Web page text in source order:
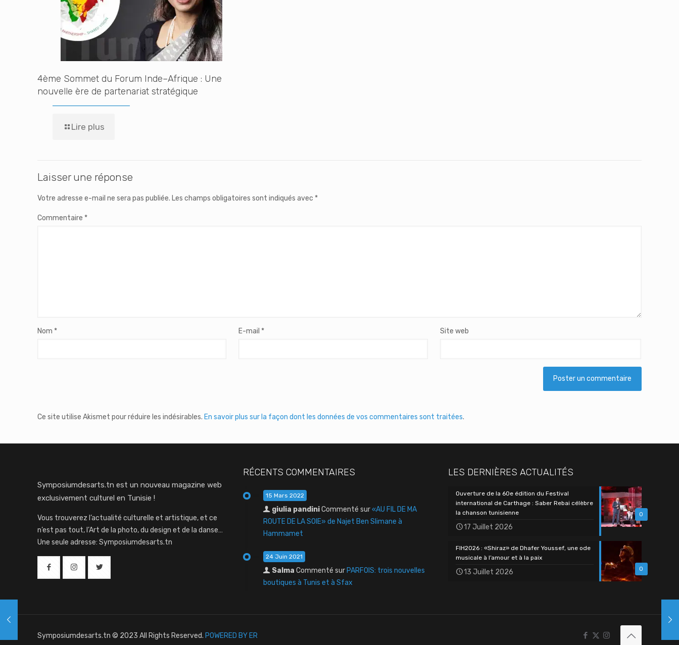
4ème Sommet du Forum Inde–Afrique : Une
nouvelle ère de partenariat stratégique
Lire plus
Laisser une réponse
Votre adresse e-mail ne sera pas publiée. Les champs obligatoires sont indiqués avec *
Commentaire *
Nom * E-mail * Site web
Ce site utilise Akismet pour réduire les indésirables. En savoir plus sur la façon dont les données de vos commentaires sont traitées.
Symposiumdesarts.tn est un nouveau magazine web
exclusivement culturel en Tunisie !
Vous trouverez l’actualité culturelle et artistique, et ce
n’est pas tout, l’Art de la photo, du design et de la danse…
Une seule adresse: Symposiumdesarts.tn
RÉCENTS COMMENTAIRES
15 Mars 2022
giulia pandiniCommenté sur«AU FIL DE MA
ROUTE DE LA SOIE» de Najet Ben Slimane à
Hammamet
24 Juin 2021
Salma Commenté sur PARFOIS: trois nouvelles
boutiques à Tunis et à Sfax
LES DERNIÈRES ACTUALITÉS
0
Ouverture de la 60e édition du Festival
international de Carthage : Saber Rebai célèbre
la chanson tunisienne
17 Juillet 2026
0
FIH2026 : «Shiraz» de Dhafer Youssef, une ode
musicale à l’amour et à la paix
13 Juillet 2026
Symposiumdesarts.tn © 2023 All Rights Reserved. POWERED BY ER